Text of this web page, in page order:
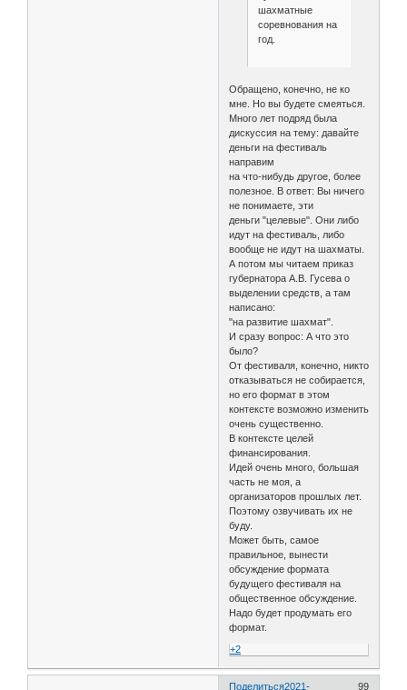
шахматные
соревнования на
год.
Обращено, конечно, не ко
мне. Но вы будете смеяться.
Много лет подряд была
дискуссия на тему: давайте
деньги на фестиваль
направим
на что-нибудь другое, более
полезное. В ответ: Вы ничего
не понимаете, эти
деньги "целевые". Они либо
идут на фестиваль, либо
вообще не идут на шахматы.
А потом мы читаем приказ
губернатора А.В. Гусева о
выделении средств, а там
написано:
"на развитие шахмат".
И сразу вопрос: А что это
было?
От фестиваля, конечно, никто
отказываться не собирается,
но его формат в этом
контексте возможно изменить
очень существенно.
В контексте целей
финансирования.
Идей очень много, большая
часть не моя, а
организаторов прошлых лет.
Поэтому озвучивать их не
буду.
Может быть, самое
правильное, вынести
обсуждение формата
будущего фестиваля на
общественное обсуждение.
Надо будет продумать его
формат.
+2
Поделиться 99
2021-